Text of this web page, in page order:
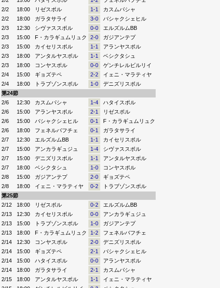
2/2
18:00 リゼスポル 1-1
カスムパシャ
2/2
18:00 ガラタサライ 3-0
バシャクシェヒル
2/3
12:30 シヴァススポル 0-0
エルズルムBB
2/3
15:00 F・カラギュムリュク 2-0
ガジアンテプ
2/3
15:00 カイセリスポル 1-1
アランヤスポル
2/3
18:00 アンタルヤスポル 1-1
ベシクタシュ
2/3
18:00 コンヤスポル 0-0
ゲンチレルビルリイ
2/4
15:00 ギョズテペ 2-2
イェニ・マラティヤ
2/4
18:00 トラブゾンスポル 1-0
デニズリスポル
第24節
2/6
12:30 カスムパシャ 1-4
ハタイスポル
2/6
15:00 アランヤスポル 2-1
リゼスポル
2/6
15:00 バシャクシェヒル 0-1
F・カラギュムリュク
2/6
18:00 フェネルバフチェ 0-1
ガラタサライ
2/7
12:30 エルズルムBB 1-1
カイセリスポル
2/7
15:00 アンカラギュジュ 1-4
シヴァススポル
2/7
15:00 デニズリスポル 1-1
アンタルヤスポル
2/7
18:00 ベシクタシュ 1-0
コンヤスポル
2/8
15:00 ガジアンテプ 2-0
ギョズテペ
2/8
18:00 イェニ・マラティヤ 0-2
トラブゾンスポル
第25節
2/12
18:00 リゼスポル 0-2
エルズルムBB
2/13
12:30 カイセリスポル 0-0
アンカラギュジュ
2/13
15:00 トラブゾンスポル 1-0
ガジアンテプ
2/13
18:00 F・カラギュムリュク 1-2
フェネルバフチェ
2/14
12:30 コンヤスポル 2-0
デニズリスポル
2/14
15:00 ギョズテペ 2-1
バシャクシェヒル
2/14
15:00 ハタイスポル 0-0
アランヤスポル
2/14
18:00 ガラタサライ 2-1
カスムパシャ
2/15
18:00 アンタルヤスポル 1-1
イェニ・マラティヤ